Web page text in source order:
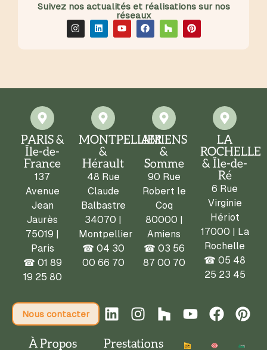
Suivez nos actualités et réalisations sur nos
réseaux
PARIS &
Île-de-
France
137
Avenue
Jean
Jaurès
75019 |
Paris
☎ 01 89
19 25 80
MONTPELLIER
&
Hérault
48 Rue
Claude
Balbastre
34070 |
Montpellier
☎ 04 30
00 66 70
AMIENS
&
Somme
90 Rue
Robert le
Coq
80000 |
Amiens
☎ 03 56
87 00 70
LA
ROCHELLE
& Île-de-
Ré
6 Rue
Virginie
Hériot
17000 | La
Rochelle
☎ 05 48
25 23 45
Nous contacter
À Propos Prestations